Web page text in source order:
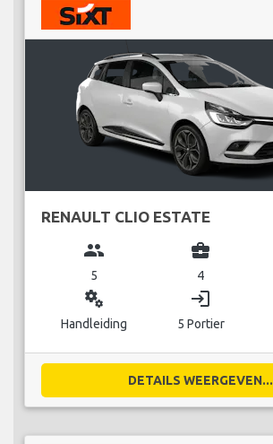
RENAULT CLIO ESTATE
group
5
business_center
4
miscellaneous_services
Handleiding
login
5 Portier
DETAILS WEERGEVEN...